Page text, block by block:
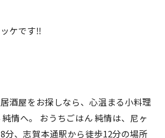
ケです‼️
酒屋をお探しなら、心温まる小料理
情へ。 おうちごはん 純情は、尼ヶ
分、志賀本通駅から徒歩12分の場所